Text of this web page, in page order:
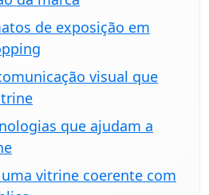
de exposição em
visual que
que ajudam a
vitrine coerente com